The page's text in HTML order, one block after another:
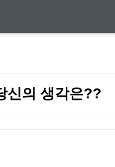
신의 생각은??